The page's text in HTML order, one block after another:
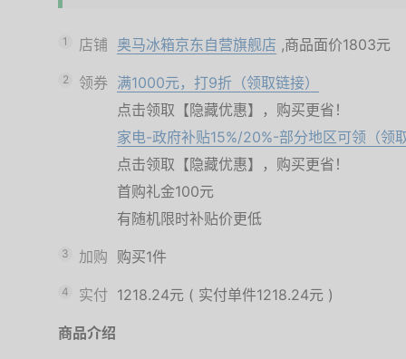
1 店铺 奥马冰箱京东自营旗舰店 ,商品面价1803元
2 领券 满1000元，打9折（领取链接）
点击领取【隐藏优惠】，购买更省！
家电-政府补贴15%/20%-部分地区可领（领
点击领取【隐藏优惠】，购买更省！
首购礼金100元
有随机限时补贴价更低
3 加购 购买1件
4 实付 1218.24元 ( 实付单件1218.24元 )
商品介绍